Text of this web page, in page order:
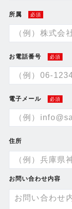
所属 必須
お電話番号 必須
電子メール 必須
住所
お問い合わせ内容